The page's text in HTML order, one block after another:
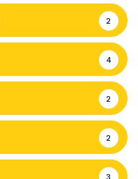
2
4
2
2